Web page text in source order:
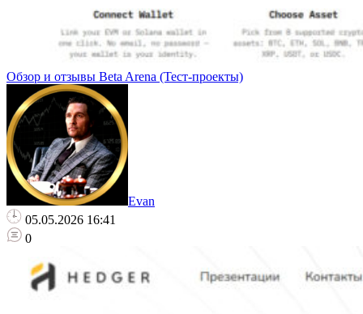
Обзор и отзывы Beta Arena (Тест-проекты)
Evan
05.05.2026 16:41
0